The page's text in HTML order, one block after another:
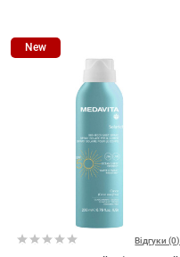
New
Відгуки (0)